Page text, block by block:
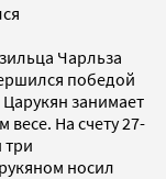
Чарльза
победой
занимает
весе. На счету 27-
три
носил